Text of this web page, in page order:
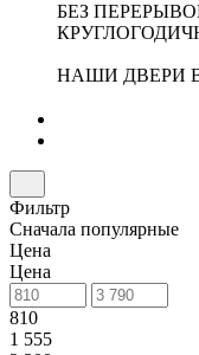
БЕЗ
НАШИ ДВЕРИ
Фильтр
Сначала популярные
Цена
Цена
810
1 555